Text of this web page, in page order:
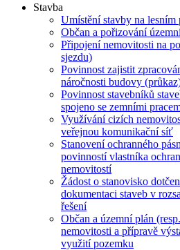
Stavba
Umístění stavby na lesním
Občan a pořizování
Připojení nemovitosti na
sjezdu)
Povinnost zajistit
náročnosti budovy
Povinnost stavebníků
spojeno se zemními
Využívání cizích
veřejnou komunikační síť
Stanovení ochranného
povinností vlastníka
nemovitostí
Žádost o stanovisko
dokumentaci staveb v
řešení
Občan a územní plán
nemovitosti a přípravě
využití pozemku